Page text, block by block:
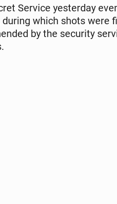
Service yes­ter­day
which shots were
by the se­cu­ri­ty